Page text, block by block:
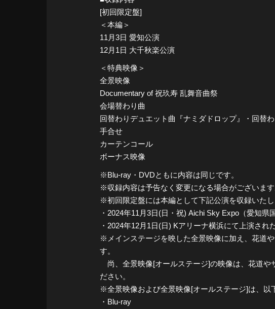
[初回限定盤]
＜本編＞
11月3日 愛知公演
12月1日 大千秋楽公演
＜特典映像＞
全景映像
Documentary of 祝玖寿 乱舞音曲祭
会場替わり曲
回替わりデュエット曲『ナミダドロップ』・回替
手合せ
カーテンコール
ボーナス映像
※Blu-ray・DVDともに内容は同じです。
※収録内容は予告なく変更になる場合がございます
※初回限定盤には本編として下記公演を収録いたし
・2024年11月3日(日・祝) Aichi Sky Expo（愛知
・2024年12月1日(日) Kアリーナ横浜にて上演され
※メインステージを映した全景映像に加え、花道
す。
尚、全景映像[オールステージ]の映像は、花道や
ださい。
※全景映像および全景映像[オールステージ]は、以
・Blu-ray